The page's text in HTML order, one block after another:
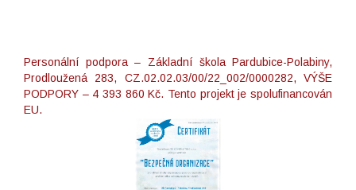
Personální podpora – Základní škola Pardubice-Polabiny,
Prodloužená 283, CZ.02.02.03/00/22_002/0000282, VÝŠE
PODPORY – 4 393 860 Kč. Tento projekt je spolufinancován
EU.